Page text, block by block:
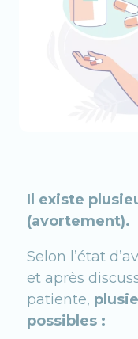
Il existe
(avortement).
Selon l’état
et après
patiente,
possibles :